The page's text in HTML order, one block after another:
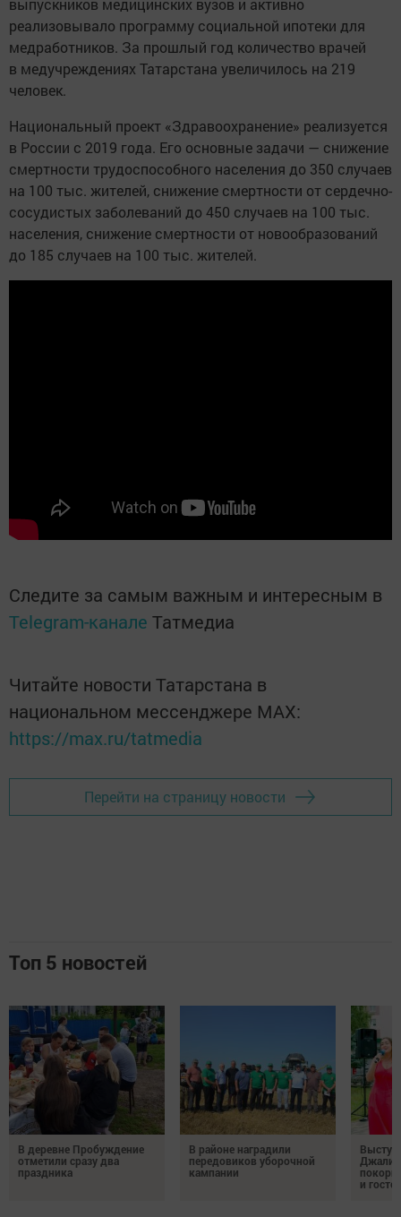
реализовывало программу социальной ипотеки для
медработников. За прошлый год количество врачей
в медучреждениях Татарстана увеличилось на 219
человек.
Национальный проект «Здравоохранение» реализуется
в России с 2019 года. Его основные задачи — снижение
смертности трудоспособного населения до 350 случаев
на 100 тыс. жителей, снижение смертности от сердечно-
сосудистых заболеваний до 450 случаев на 100 тыс.
населения, снижение смертности от новообразований
до 185 случаев на 100 тыс. жителей.
Следите за самым важным и интересным в
Telegram-канале Татмедиа
Читайте новости Татарстана в
национальном мессенджере MАХ:
https://max.ru/tatmedia
Перейти на страницу новости
Топ 5 новостей
В деревне Пробуждение
отметили сразу два
праздника
В районе наградили
передовиков уборочной
кампании
и